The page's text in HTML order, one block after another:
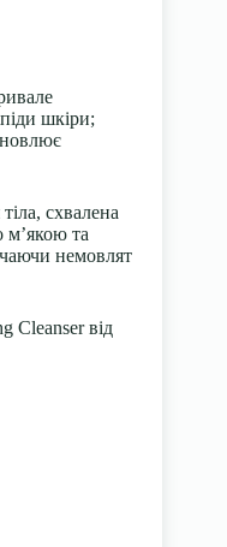
шкіри;
схвалена
м’якою та
немовлят
Cleanser від